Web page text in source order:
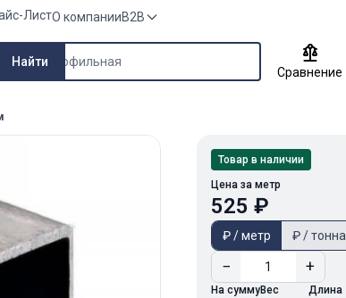
ЛистО компанииB2B
Найти
Сравнение
Товар в наличии
Цена за метр
525 ₽
₽ / метр ₽ / тонна
− +
На суммуВес Длина